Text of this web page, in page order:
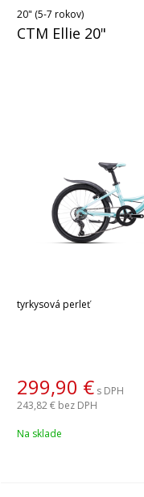
20" (5-7 rokov)
CTM Ellie 20"
tyrkysová perleť
299,90 € s DPH
243,82 € bez DPH
Na sklade